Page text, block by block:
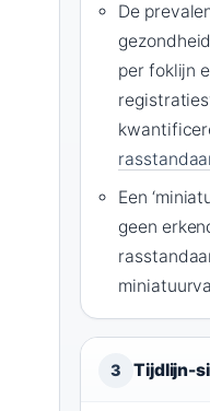
De
per foklijn
Een
geen
3 Tijdlijn-